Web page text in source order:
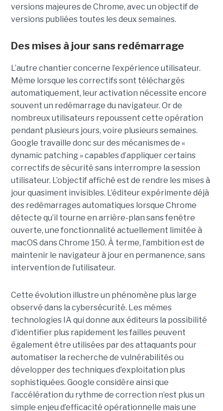
versions majeures de Chrome, avec un objectif de
versions publiées toutes les deux semaines.
Des mises à jour sans redémarrage
L’autre chantier concerne l’expérience utilisateur.
Même lorsque les correctifs sont téléchargés
automatiquement, leur activation nécessite encore
souvent un redémarrage du navigateur. Or de
nombreux utilisateurs repoussent cette opération
pendant plusieurs jours, voire plusieurs semaines.
Google travaille donc sur des mécanismes de «
dynamic patching » capables d’appliquer certains
correctifs de sécurité sans interrompre la session
utilisateur. L’objectif affiché est de rendre les mises à
jour quasiment invisibles. L’éditeur expérimente déjà
des redémarrages automatiques lorsque Chrome
détecte qu’il tourne en arrière-plan sans fenêtre
ouverte, une fonctionnalité actuellement limitée à
macOS dans Chrome 150. À terme, l’ambition est de
maintenir le navigateur à jour en permanence, sans
intervention de l’utilisateur.
Cette évolution illustre un phénomène plus large
observé dans la cybersécurité. Les mêmes
technologies IA qui donne aux éditeurs la possibilité
d’identifier plus rapidement les failles peuvent
également être utilisées par des attaquants pour
automatiser la recherche de vulnérabilités ou
développer des techniques d’exploitation plus
sophistiquées. Google considère ainsi que
l’accélération du rythme de correction n’est plus un
simple enjeu d’efficacité opérationnelle mais une